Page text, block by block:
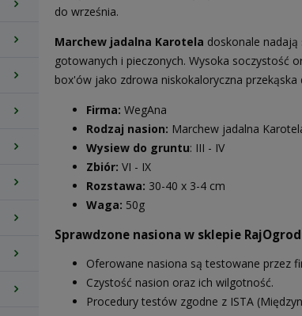
do września.
Marchew jadalna Karotela doskonale
gotowanych i pieczonych. Wysoka soczystość
box'ów jako zdrowa niskokaloryczna przekąska
Firma: WegAna
Rodzaj nasion: Marchew jadalna
Wysiew do gruntu: III - IV
Zbiór: VI - IX
Rozstawa: 30-40 x 3-4 cm
Waga: 50g
Sprawdzone nasiona w sklepie
Oferowane nasiona są testowane przez
Czystość nasion oraz ich wilgotność.
Procedury testów zgodne z ISTA